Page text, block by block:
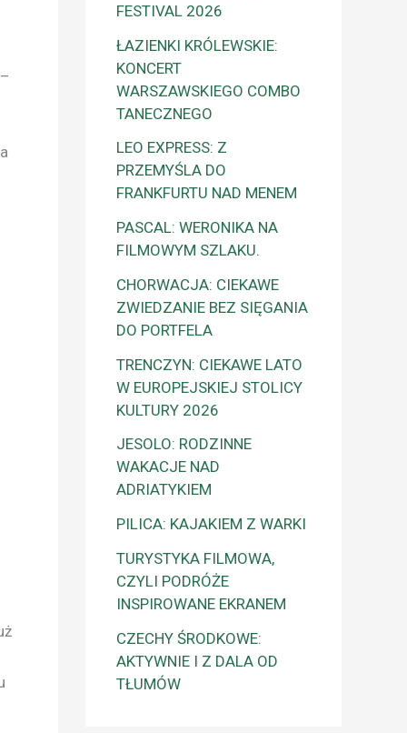
FESTIVAL 2026
ŁAZIENKI KRÓLEWSKIE:
KONCERT
WARSZAWSKIEGO COMBO
TANECZNEGO
LEO EXPRESS: Z
PRZEMYŚLA DO
FRANKFURTU NAD MENEM
PASCAL: WERONIKA NA
FILMOWYM SZLAKU.
CHORWACJA: CIEKAWE
ZWIEDZANIE BEZ SIĘGANIA
DO PORTFELA
TRENCZYN: CIEKAWE LATO
W EUROPEJSKIEJ STOLICY
KULTURY 2026
JESOLO: RODZINNE
WAKACJE NAD
ADRIATYKIEM
PILICA: KAJAKIEM Z WARKI
TURYSTYKA FILMOWA,
CZYLI PODRÓŻE
INSPIROWANE EKRANEM
CZECHY ŚRODKOWE:
AKTYWNIE I Z DALA OD
TŁUMÓW